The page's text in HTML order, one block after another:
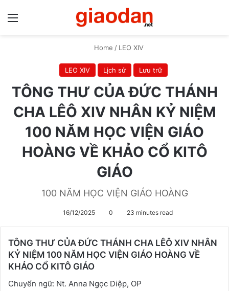
Home / LEO XIV
LEO XIV Lịch sử Lưu trữ
TÔNG THƯ CỦA ĐỨC THÁNH
CHA LÊÔ XIV NHÂN KỶ NIỆM
100 NĂM HỌC VIỆN GIÁO
HOÀNG VỀ KHẢO CỔ KITÔ
GIÁO
100 NĂM HỌC VIỆN GIÁO HOÀNG
16/12/2025 0 23 minutes read
TÔNG THƯ CỦA ĐỨC THÁNH CHA LÊÔ XIV NHÂN
KỶ NIỆM 100 NĂM HỌC VIỆN GIÁO HOÀNG VỀ
KHẢO CỔ KITÔ GIÁO
Chuyển ngữ: Nt. Anna Ngọc Diệp, OP